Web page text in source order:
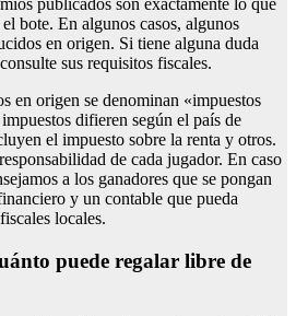
publicados son exactamente lo que
bote. En algunos casos, algunos
en origen. Si tiene alguna duda
sus requisitos fiscales.
en origen se denominan «impuestos
difieren según el país de
el impuesto sobre la renta y otros.
de cada jugador. En caso
a los ganadores que se pongan
y un contable que pueda
locales.
puede regalar libre de